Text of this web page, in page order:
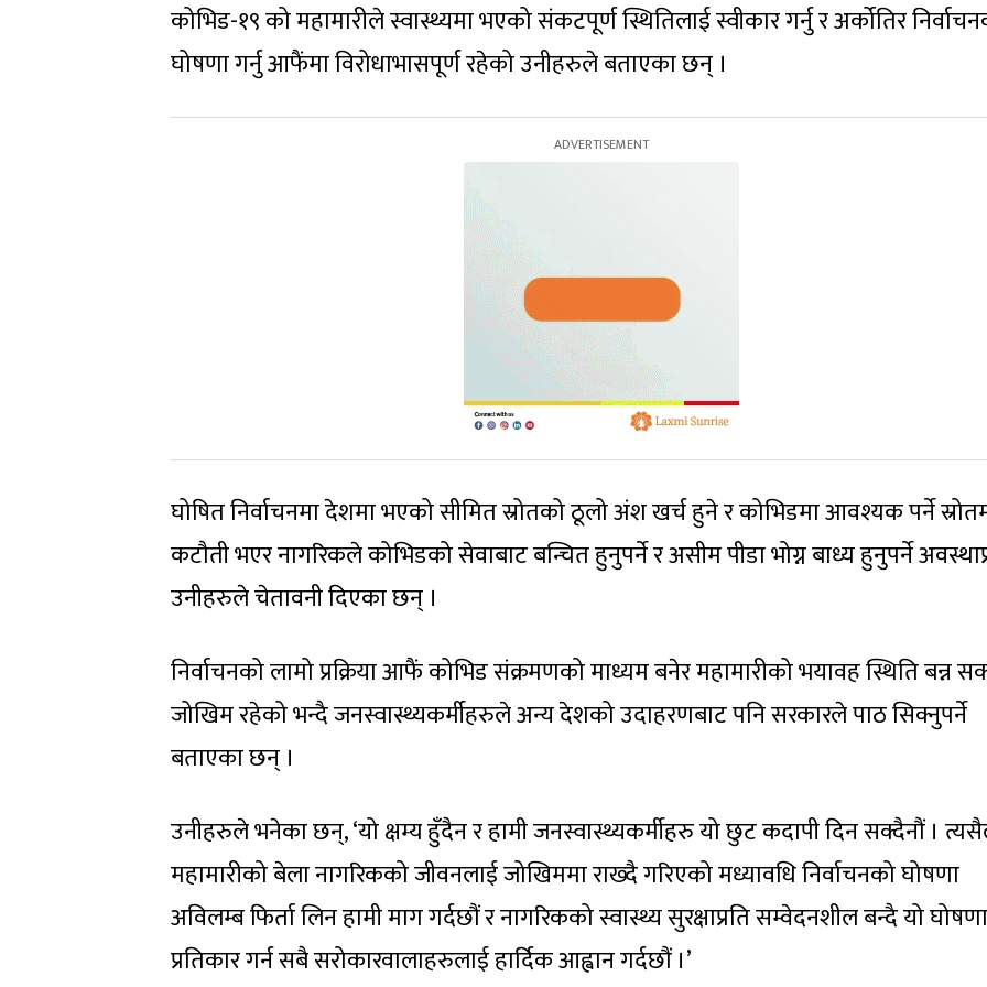
कोभिड-१९ को महामारीले स्वास्थ्यमा भएको संकटपूर्ण स्थितिलाई स्वीकार गर्नु र अर्कोतिर
घोषणा गर्नु आफैंमा विरोधाभासपूर्ण रहेको उनीहरुले बताएका छन् ।
घोषित निर्वाचनमा देशमा भएको सीमित स्रोतको ठूलो अंश खर्च हुने र कोभिडमा आवश्यक पर्ने
कटौती भएर नागरिकले कोभिडको सेवाबाट बन्चित हुनुपर्ने र असीम पीडा भोग्न बाध्य हुनुपर्ने
उनीहरुले चेतावनी दिएका छन् ।
निर्वाचनको लामो प्रक्रिया आफैं कोभिड संक्रमणको माध्यम बनेर महामारीको भयावह स्थिति बन्न
जोखिम रहेको भन्दै जनस्वास्थ्यकर्मीहरुले अन्य देशको उदाहरणबाट पनि सरकारले पाठ सिक्नुपर्ने
बताएका छन् ।
उनीहरुले भनेका छन्, ‘यो क्षम्य हुँदैन र हामी जनस्वास्थ्यकर्मीहरु यो छुट कदापी दिन सक्दैनौं ।
महामारीको बेला नागरिकको जीवनलाई जोखिममा राख्दै गरिएको मध्यावधि निर्वाचनको घोषणा
अविलम्ब फिर्ता लिन हामी माग गर्दछौं र नागरिकको स्वास्थ्य सुरक्षाप्रति सम्वेदनशील बन्दै यो
प्रतिकार गर्न सबै सरोकारवालाहरुलाई हार्दिक आह्वान गर्दछौं ।’